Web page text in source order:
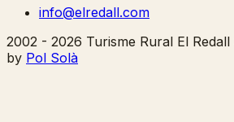
info@elredall.com
2002 - 2026 Turisme Rural El Redall
by Pol Solà